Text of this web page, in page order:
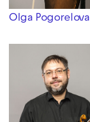
Olga Pogorelova